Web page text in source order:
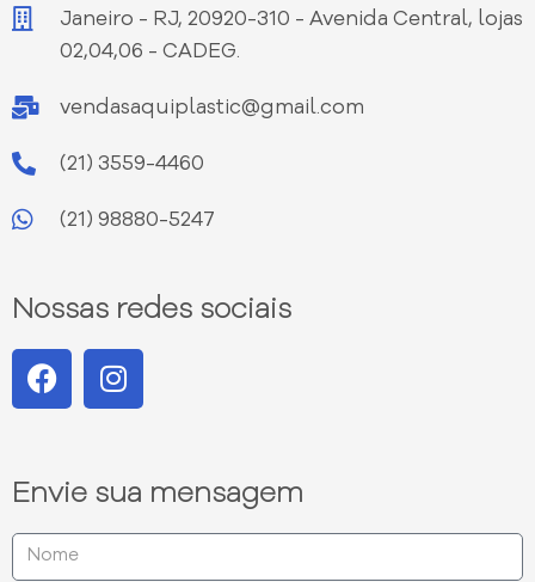
Janeiro - RJ, 20920-310 - Avenida Central, lojas
02,04,06 - CADEG.
vendasaquiplastic@gmail.com
(21) 3559-4460
(21) 98880-5247
Nossas redes sociais
Envie sua mensagem